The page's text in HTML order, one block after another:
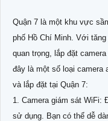
Quận 7 là một khu vực
phố Hồ Chí Minh. Với
quan trọng, lắp đặt
đây là một số loại camera
và lắp đặt tại Quận 7:
1. Camera giám sát WiFi:
sử dụng. Bạn có thể dễ